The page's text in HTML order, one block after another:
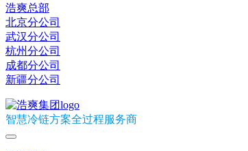
浩爽总部
北京分公司
武汉分公司
杭州分公司
成都分公司
新疆分公司
智慧冷链方案全过程服务商